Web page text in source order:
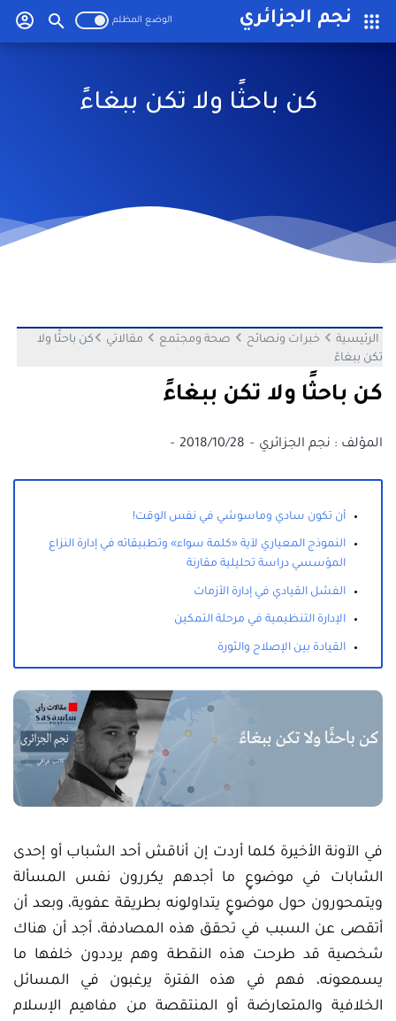
نجم الجزائري
كن باحثًا ولا تكن ببغاءً
الرئيسية خبرات ونصائح صحة ومجتمع مقالاتي
كن باحثًا ولا
تكن ببغاءً
كن باحثًا ولا تكن ببغاءً
المؤلف : نجم الجزائري 2018/10/28
أن تكون سادي وماسوشي في نفس الوقت!
النموذج المعياري لآية «كلمة سواء» وتطبيقاته في إدارة النزاع
المؤسسي دراسة تحليلية مقارنة
الفشل القيادي في إدارة الأزمات
الإدارة التنظيمية في مرحلة التمكين
القيادة بين الإصلاح والثورة
في الآونة الأخيرة كلما أردت إن أناقش أحد الشباب أو إحدى
الشابات في موضوعٍ ما أجدهم يكررون نفس المسألة
ويتمحورون حول موضوعٍ يتداولونه بطريقة عفوية، وبعد أن
أتقصى عن السبب في تحقق هذه المصادفة، أجد أن هناك
شخصية قد طرحت هذه النقطة وهم يرددون خلفها ما
يسمعونه، فهم في هذه الفترة يرغبون في المسائل
الخلافية والمتعارضة أو المنتقصة من مفاهيم الإسلام